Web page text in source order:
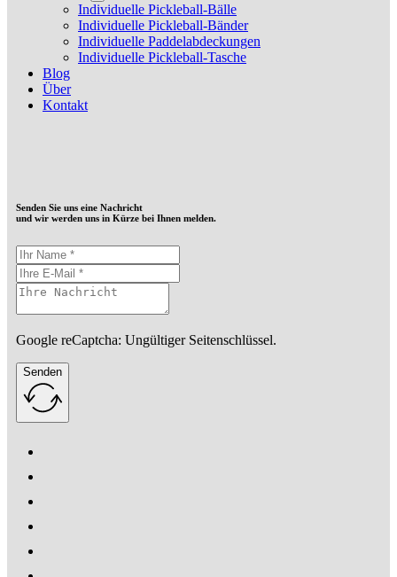
Individuelle Pickleball-Bälle
Individuelle Pickleball-Bänder
Individuelle Paddelabdeckungen
Individuelle Pickleball-Tasche
Blog
Über
Kontakt
Senden Sie uns eine Nachricht
und wir werden uns in Kürze bei Ihnen melden.
Google reCaptcha: Ungültiger Seitenschlüssel.
Senden